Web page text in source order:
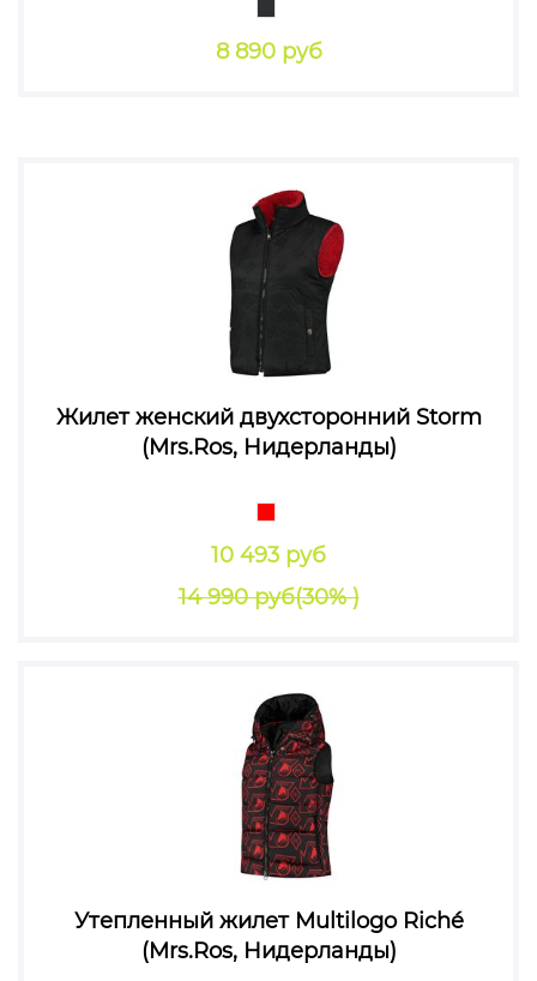
8 890 руб
Жилет женский двухсторонний Storm
(Mrs.Ros, Нидерланды)
10 493 руб
14 990 руб(30% )
Утепленный жилет Multilogo Riché
(Mrs.Ros, Нидерланды)